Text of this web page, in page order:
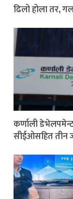
ढिलो होला तर,
कर्णाली
सीईओसहित तीन